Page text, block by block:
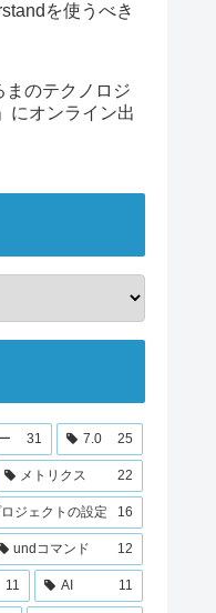
を使うべき
まのテクノロジ
にオンライン出
31 7.0 25
メトリクス 22
ジェクトの設定 16
undコマンド 12
11 AI 11